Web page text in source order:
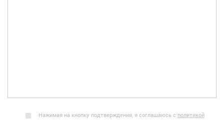
Нажимая на кнопку подтверждения, я соглашаюсь с политикой